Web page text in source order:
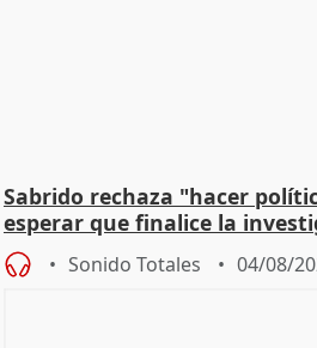
Sabrido rechaza "hacer
esperar que finalice la
Sonido Totales 04/08/